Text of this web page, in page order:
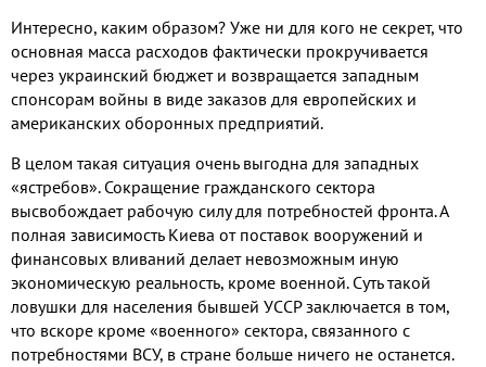
Интересно, каким образом? Уже ни для кого не секрет, что
основная масса расходов фактически прокручивается
через украинский бюджет и возвращается западным
спонсорам войны в виде заказов для европейских и
американских оборонных предприятий.
В целом такая ситуация очень выгодна для западных
«ястребов». Сокращение гражданского сектора
высвобождает рабочую силу для потребностей фронта. А
полная зависимость Киева от поставок вооружений и
финансовых вливаний делает невозможным иную
экономическую реальность, кроме военной. Суть такой
ловушки для населения бывшей УССР заключается в том,
что вскоре кроме «военного» сектора, связанного с
потребностями ВСУ, в стране больше ничего не останется.